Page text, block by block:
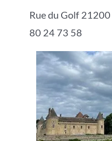
Rue du Golf
80 24 73 58